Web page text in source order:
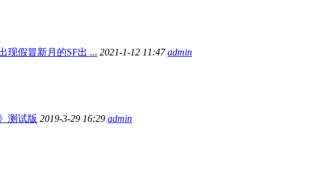
现假冒新月的SF出 ... 2021-1-12 11:47admin
测试版 2019-3-29 16:29 admin